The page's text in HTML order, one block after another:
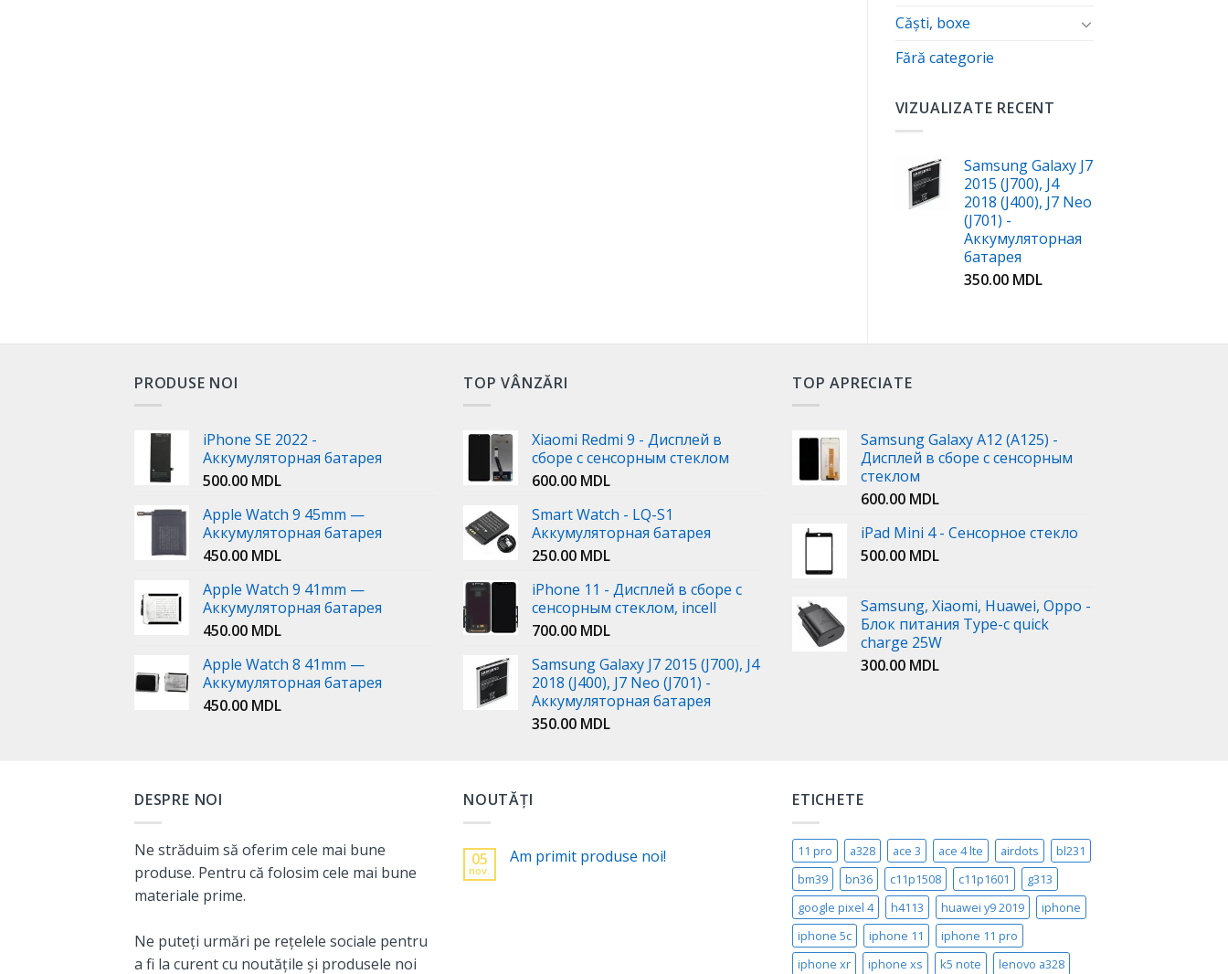
Căști, boxe
Fără categorie
VIZUALIZATE RECENT
Samsung Galaxy J7
2015 (J700), J4
2018 (J400), J7 Neo
(J701) -
Аккумуляторная
батарея
350.00 MDL
PRODUSE NOI
iPhone SE 2022 -
Аккумуляторная батарея
500.00 MDL
Apple Watch 9 45mm —
Аккумуляторная батарея
450.00 MDL
Apple Watch 9 41mm —
Аккумуляторная батарея
450.00 MDL
Apple Watch 8 41mm —
Аккумуляторная батарея
450.00 MDL
TOP VÂNZĂRI
Xiaomi Redmi 9 - Дисплей в
сборе с сенсорным стеклом
600.00 MDL
Smart Watch - LQ-S1
Аккумуляторная батарея
250.00 MDL
iPhone 11 - Дисплей в сборе с
сенсорным стеклом, incell
700.00 MDL
Samsung Galaxy J7 2015 (J700), J4
2018 (J400), J7 Neo (J701) -
Аккумуляторная батарея
350.00 MDL
TOP APRECIATE
Samsung Galaxy A12 (A125) -
Дисплей в сборе с сенсорным
стеклом
600.00 MDL
iPad Mini 4 - Сенсорное стекло
500.00 MDL
Samsung, Xiaomi, Huawei, Oppo -
Блок питания Type-c quick
charge 25W
300.00 MDL
DESPRE NOI
Ne străduim să oferim cele mai bune
produse. Pentru că folosim cele mai bune
materiale prime.
Ne puteți urmări pe rețelele sociale pentru
a fi la curent cu noutățile și produsele noi
NOUTĂȚI
05
nov.
Am primit produse noi!
ETICHETE
11 pro a328 ace 3 ace 4 lte airdots
bl231
bm39
bn36 c11p1508 c11p1601
g313
google pixel 4
h4113 huawei y9 2019
iphone
iphone 5c
iphone 11
iphone 11 pro
iphone xr
iphone xs k5 note lenovo a328